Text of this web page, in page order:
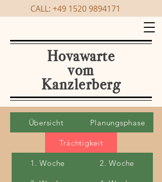
Hovawarte
vom
Kanzlerberg
CALL: +49 1520 9894171
Übersicht Planungsphase
Trächtigkeit
1. Woche 2. Woche